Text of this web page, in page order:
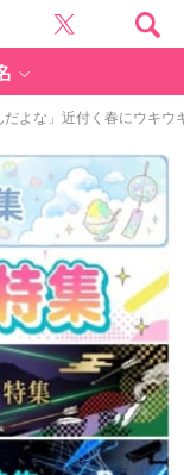
よな」近付く春にウキウ